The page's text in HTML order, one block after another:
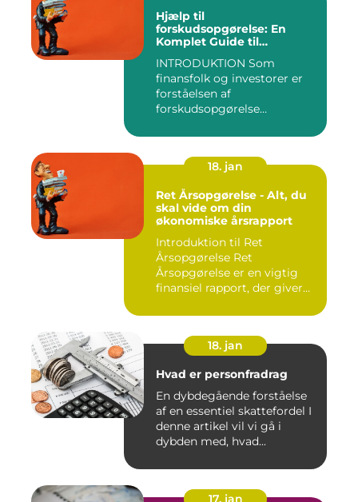
Hjælp til
forskudsopgørelse: En
Komplet Guide til
INTRODUKTION Som
finansfolk og investorer er
forståelsen af
forskudsopgørelse
18. jan
Ret Årsopgørelse - Alt, du
skal vide om din
økonomiske årsrapport
Introduktion til Ret
Årsopgørelse Ret
Årsopgørelse er en vigtig
finansiel rapport, der giver
18. jan
Hvad er personfradrag
En dybdegående forståelse
af en essentiel skattefordel I
denne artikel vil vi gå i
dybden med, hvad...
17. jan